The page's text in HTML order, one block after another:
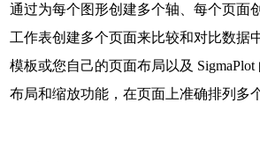
通过为每个图形创建多个轴、每个页面
工作表创建多个页面来比较和对比数据
模板或您自己的页面布局以及
布局和缩放功能，在页面上准确排列多